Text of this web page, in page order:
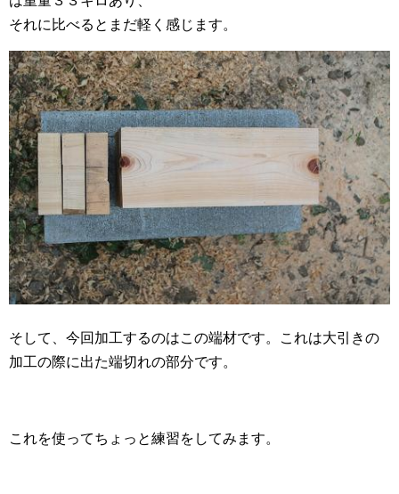
それに比べるとまだ軽く感じます。
そして、今回加工するのはこの端材です。これは大引きの
加工の際に出た端切れの部分です。
これを使ってちょっと練習をしてみます。